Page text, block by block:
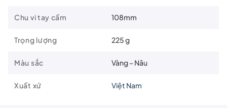
Thông số kỹ thuật:
Chu vi tay cầm 108mm
Trọng lượng 225 g
Màu sắc Vàng – Nâu
Xuất xứ Việt Nam